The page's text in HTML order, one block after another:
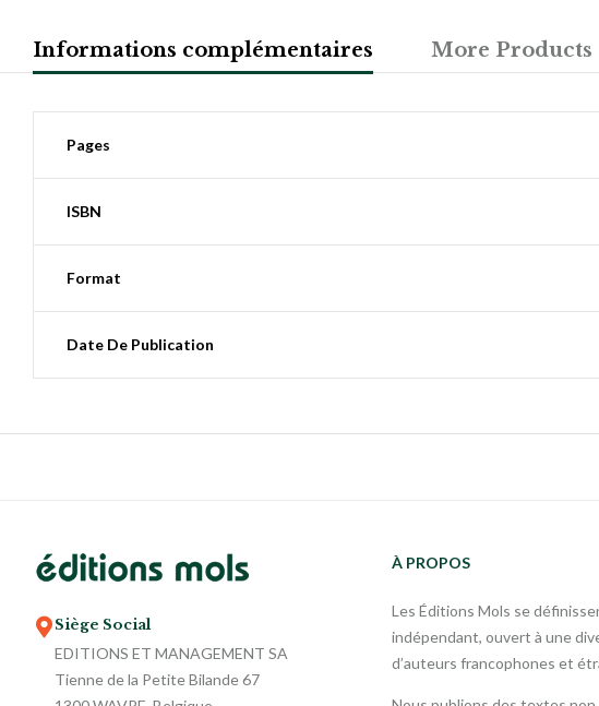
Informations complémentaires More Products
Pages
ISBN
Format
Date De Publication
Siège Social
EDITIONS ET MANAGEMENT SA
Tienne de la Petite Bilande 67
À PROPOS
Les Éditions Mols se
indépendant, ouvert à une
d’auteurs francophones et